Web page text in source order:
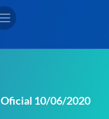
10/06/2020